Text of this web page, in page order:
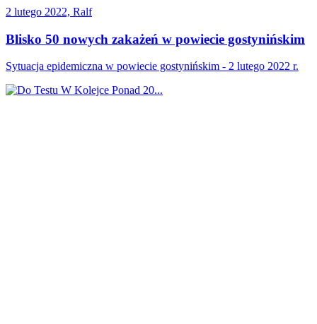
2 lutego 2022, Ralf
Blisko 50 nowych zakażeń w powiecie gostynińskim
Sytuacja epidemiczna w powiecie gostynińskim - 2 lutego 2022 r.